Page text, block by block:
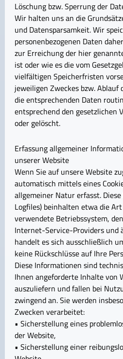
Löschung bzw. Sperrung der
Wir halten uns an die
und Datensparsamkeit. Wir
personenbezogenen Daten
zur Erreichung der hier
ist oder wie es die vom
vielfältigen Speicherfristen
jeweiligen Zweckes bzw. Ablauf
die entsprechenden Daten
entsprechend den gesetzlichen
oder gelöscht.
Erfassung allgemeiner
unserer Website
Wenn Sie auf unsere Website
automatisch mittels eines
allgemeiner Natur erfasst.
Logfiles) beinhalten etwa die
verwendete Betriebssystem,
Internet-Service-Providers und
handelt es sich ausschließlich
keine Rückschlüsse auf Ihre
Diese Informationen sind
Ihnen angeforderte Inhalte von
auszuliefern und fallen bei
zwingend an. Sie werden
Zwecken verarbeitet:
• Sicherstellung eines
der Website,
• Sicherstellung einer